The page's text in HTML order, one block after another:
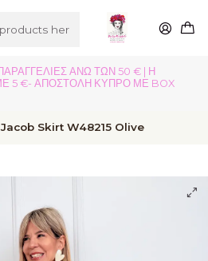
ΑΝΩ ΤΩΝ 50 € | Η
5 €- ΑΠΟΣΤΟΛΗ ΚΥΠΡΟ ΜΕ BOX
Jacob Skirt W48215 Olive